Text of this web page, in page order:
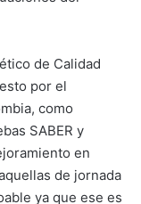
de Calidad
por el
como
SABER y
en
de jornada
ya que ese es